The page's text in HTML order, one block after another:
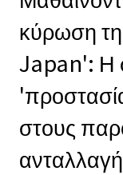
κύρωση
Japan': Η
στους